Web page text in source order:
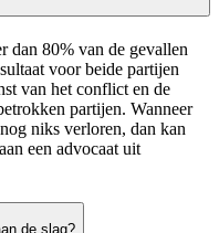
dan 80% van de gevallen
voor beide partijen
van het conflict en de
partijen. Wanneer
niks verloren, dan kan
een advocaat uit
de slag?